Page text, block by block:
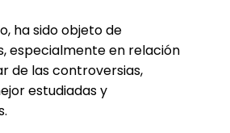
ha sido objeto de
especialmente en relación
de las controversias,
estudiadas y